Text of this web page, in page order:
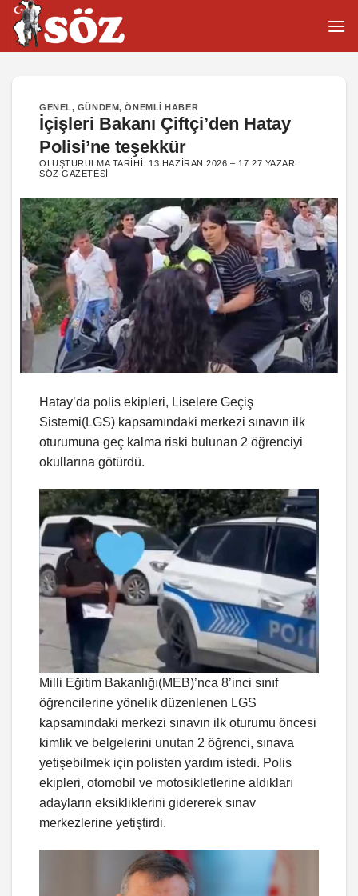
İçeriğe
atla
GENEL, GÜNDEM,ÖNEMLI HABER
İçişleri Bakanı Çiftçi’den Hatay
Polisi’ne teşekkür
OLUŞTURULMA TARIHI: 13 HAZIRAN 2026 – 17:27 YAZAR:
SÖZ GAZETESI
Hatay’da polis ekipleri, Liselere Geçiş
Sistemi(LGS) kapsamındaki merkezi sınavın ilk
oturumuna geç kalma riski bulunan 2 öğrenciyi
okullarına götürdü.
Milli Eğitim Bakanlığı(MEB)’nca 8’inci sınıf
öğrencilerine yönelik düzenlenen LGS
kapsamındaki merkezi sınavın ilk oturumu öncesi
kimlik ve belgelerini unutan 2 öğrenci, sınava
yetişebilmek için polisten yardım istedi. Polis
ekipleri, otomobil ve motosikletlerine aldıkları
adayların eksikliklerini gidererek sınav
merkezlerine yetiştirdi.